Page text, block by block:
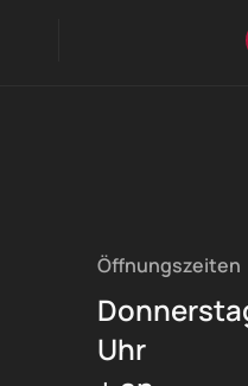
Öffnungszeiten
Uhr